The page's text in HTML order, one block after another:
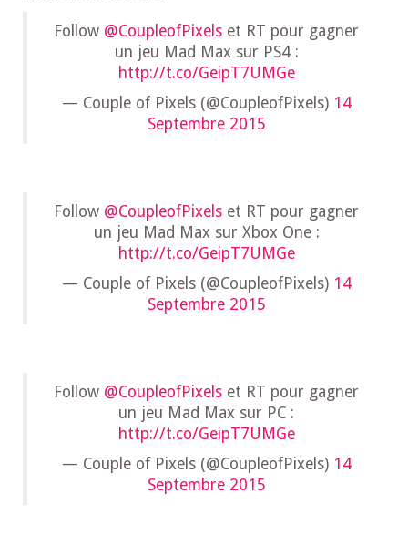
Follow @CoupleofPixels et RT pour gagner
un jeu Mad Max sur PS4 :
http://t.co/GeipT7UMGe
— Couple of Pixels (@CoupleofPixels) 14
Septembre 2015
Follow @CoupleofPixels et RT pour gagner
un jeu Mad Max sur Xbox One :
http://t.co/GeipT7UMGe
— Couple of Pixels (@CoupleofPixels) 14
Septembre 2015
Follow @CoupleofPixels et RT pour gagner
un jeu Mad Max sur PC :
http://t.co/GeipT7UMGe
— Couple of Pixels (@CoupleofPixels) 14
Septembre 2015